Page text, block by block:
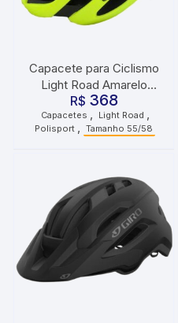
Capacete para Ciclismo
Light Road Amarelo
Fluorescente Tamanho
55/58 Polisport
R$ 368
Capacetes , Light Road ,
Polisport , Tamanho 55/58